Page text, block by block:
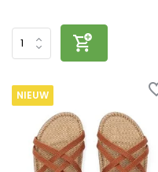
NIEUW